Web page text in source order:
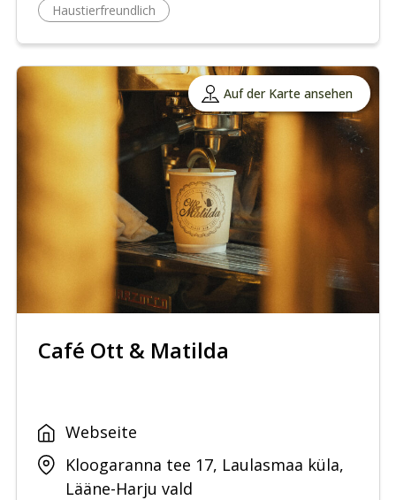
Haustierfreundlich
Auf der Karte ansehen
Café Ott & Matilda
Webseite
Kloogaranna tee 17, Laulasmaa küla,
Lääne-Harju vald